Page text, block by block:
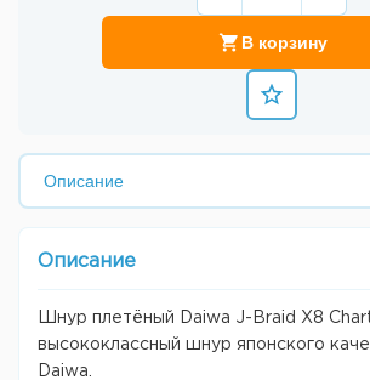
В корзину
Описание
Шнур плетёный Daiwa J-Braid X8
высококлассный шнур японского
Daiwa.